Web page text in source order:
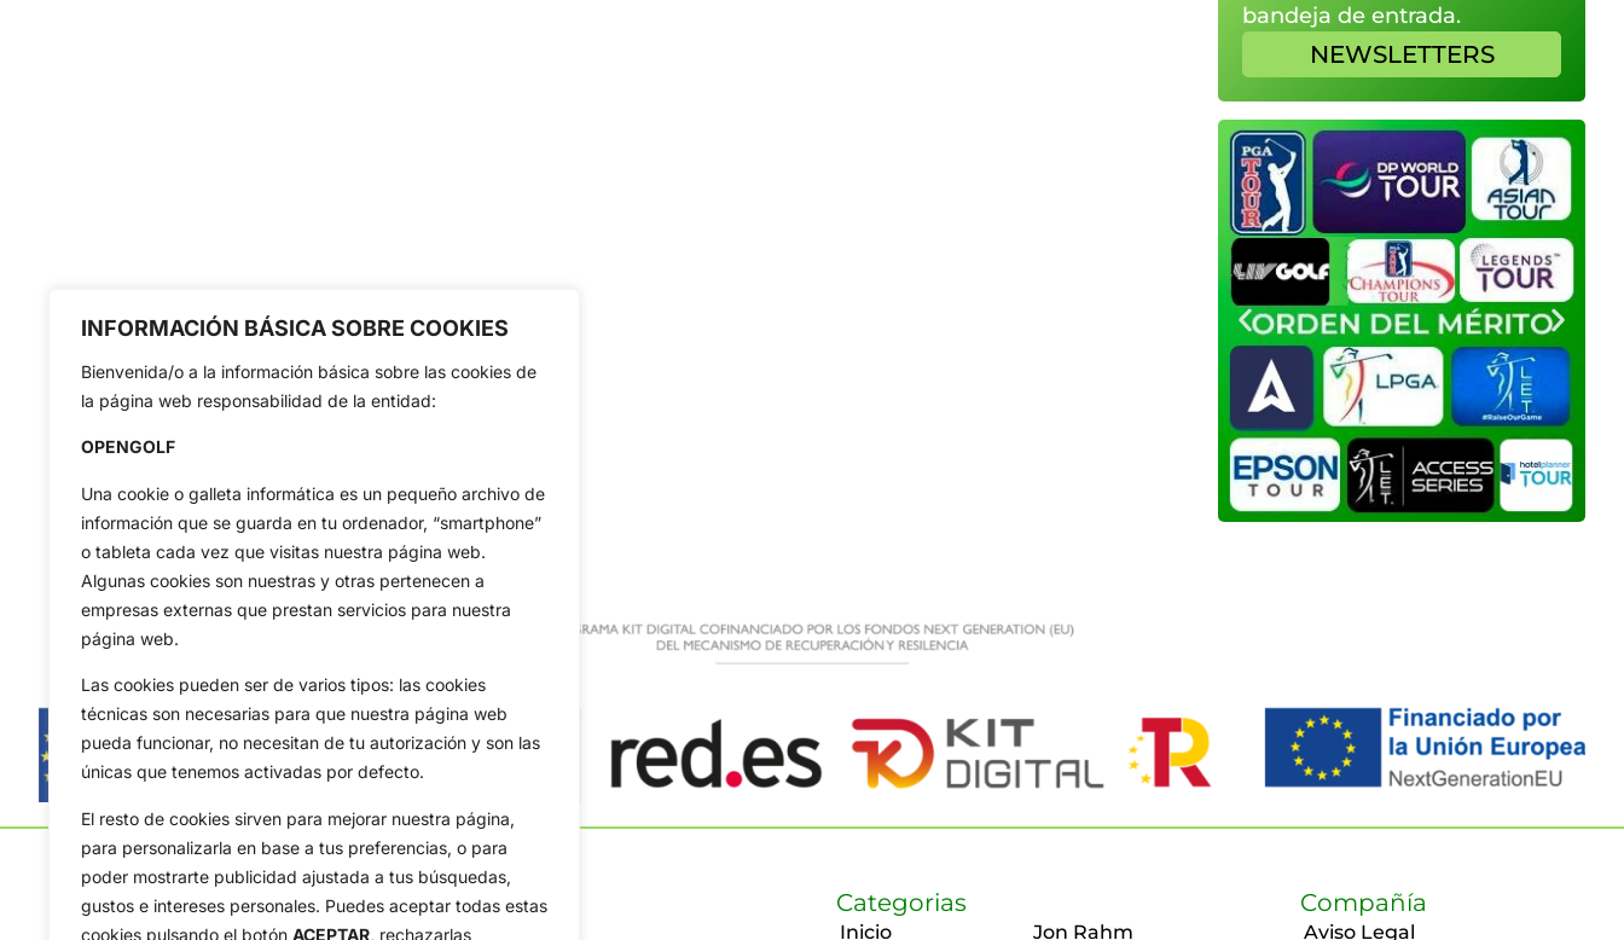
INFORMACIÓN BÁSICA SOBRE COOKIES
Bienvenida/o a la información básica sobre las cookies de
la página web responsabilidad de la entidad:
OPENGOLF
Una cookie o galleta informática es un pequeño archivo de
información que se guarda en tu ordenador, “smartphone”
o tableta cada vez que visitas nuestra página web.
Algunas cookies son nuestras y otras pertenecen a
empresas externas que prestan servicios para nuestra
página web.
Las cookies pueden ser de varios tipos: las cookies
técnicas son necesarias para que nuestra página web
pueda funcionar, no necesitan de tu autorización y son las
únicas que tenemos activadas por defecto.
El resto de cookies sirven para mejorar nuestra página,
para personalizarla en base a tus preferencias, o para
poder mostrarte publicidad ajustada a tus búsquedas,
gustos e intereses personales. Puedes aceptar todas estas
cookies pulsando el botón ACEPTAR, rechazarlas
bandeja de entrada.
NEWSLETTERS
Categorias
Inicio Jon Rahm
Compañía
Aviso Legal